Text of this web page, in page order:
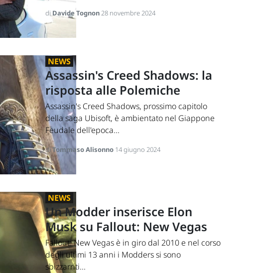
diDavide Tognon28 novembre 2024
NEWS
Assassin's Creed Shadows: la
risposta alle Polemiche
Assassin's Creed Shadows, prossimo capitolo
della saga Ubisoft, è ambientato nel Giappone
Feudale dell'epoca...
diTommaso Alisonno 14 giugno 2024
NEWS
Un Modder inserisce Elon
Musk su Fallout: New Vegas
Fallout: New Vegas è in giro dal 2010 e nel corso
degli ultimi 13 anni i Modders si sono
sbizzarriti...